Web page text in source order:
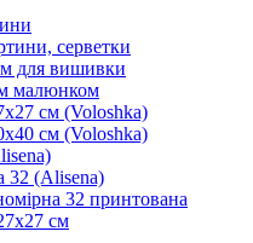
серветки
для вишивки
малюнком
см (Voloshka)
см (Voloshka)
32 (Alisena)
32 принтована
см